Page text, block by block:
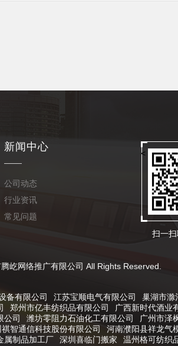
新闻中心
公司动态
行业资讯
常见问题
扫一
<
络推广有限公司 All Rights Reserved.
备有限公司 江苏宝顺电气有限公司 巢湖市滁
郑州市亿丰纺织品有限公司 广西新时代酒业
公司 潍坊零阻力石油化工有限公司 广州市泽
祺智通信科技股份有限公司 河南濮阳县祥龙气
属制品加工厂 深圳喜临门搬家 温州格可纺织